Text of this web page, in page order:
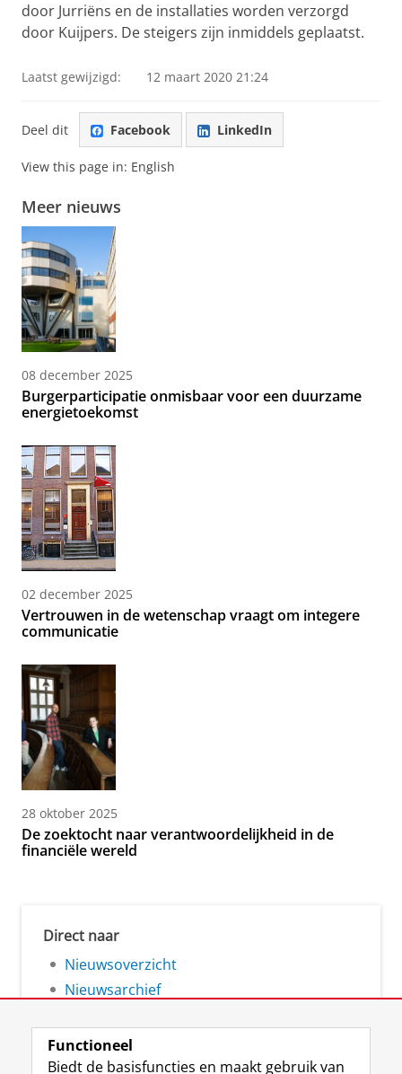
door Jurriëns en de installaties worden verzorgd
door Kuijpers. De steigers zijn inmiddels geplaatst.
Laatst gewijzigd: 12 maart 2020 21:24
Deel dit Facebook LinkedIn
View this page in: English
Meer nieuws
08 december 2025
Burgerparticipatie onmisbaar voor een duurzame
energietoekomst
02 december 2025
Vertrouwen in de wetenschap vraagt om integere
communicatie
28 oktober 2025
De zoektocht naar verantwoordelijkheid in de
financiële wereld
Direct naar
Nieuwsoverzicht
Nieuwsarchief
Functioneel
Biedt de basisfuncties en maakt gebruik van